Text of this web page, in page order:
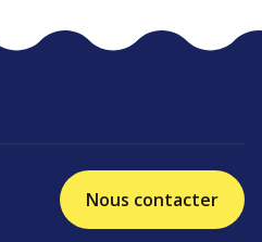
Nous contacter